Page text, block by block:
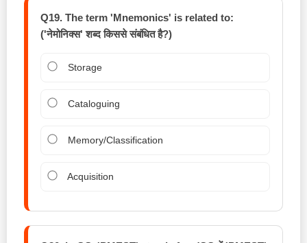
Q19. The term 'Mnemonics' is related to:
('नेमोनिक्स' शब्द किससे संबंधित है?)
Storage
Cataloguing
Memory/Classification
Acquisition